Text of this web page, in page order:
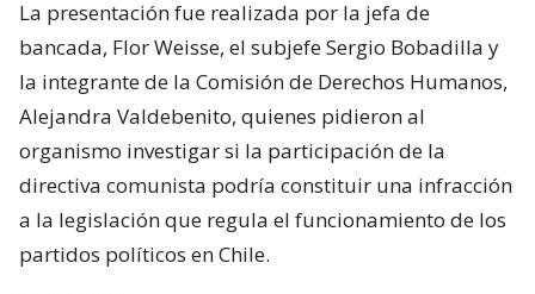
La presentación fue realizada por la jefa de
bancada, Flor Weisse, el subjefe Sergio Bobadilla y
la integrante de la Comisión de Derechos Humanos,
Alejandra Valdebenito, quienes pidieron al
organismo investigar si la participación de la
directiva comunista podría constituir una infracción
a la legislación que regula el funcionamiento de los
partidos políticos en Chile.